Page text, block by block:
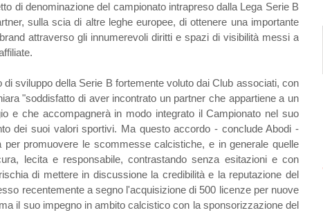
di denominazione del campionato intrapreso dalla Lega Serie B
sulla scia di altre leghe europee, di ottenere una importante
attraverso gli innumerevoli diritti e spazi di visibilità messi a
sviluppo della Serie B fortemente voluto dai Club associati, con
"soddisfatto di aver incontrato un partner che appartiene a un
e che accompagnerà in modo integrato il Campionato nel suo
dei suoi valori sportivi. Ma questo accordo - conclude Abodi -
per promuovere le scommesse calcistiche, e in generale quelle
lecita e responsabile, contrastando senza esitazioni e con
di mettere in discussione la credibilità e la reputazione del
recentemente a segno l'acquisizione di 500 licenze per nuove
il suo impegno in ambito calcistico con la sponsorizzazione del